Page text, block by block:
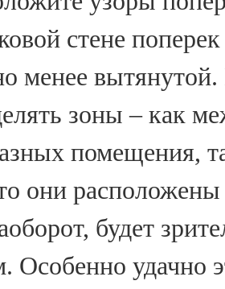
стене
менее
зоны – как
помещения,
они
будет
Особенно удачно